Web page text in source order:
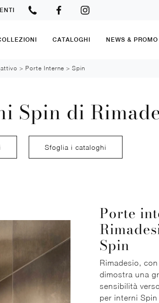
CATALOGHI NEWS & PROMO
> Porte Interne > Spin
Spin di
Sfoglia i cataloghi
Porte
Spin
Rimadesio,
dimostra una
sensibilità
per interni